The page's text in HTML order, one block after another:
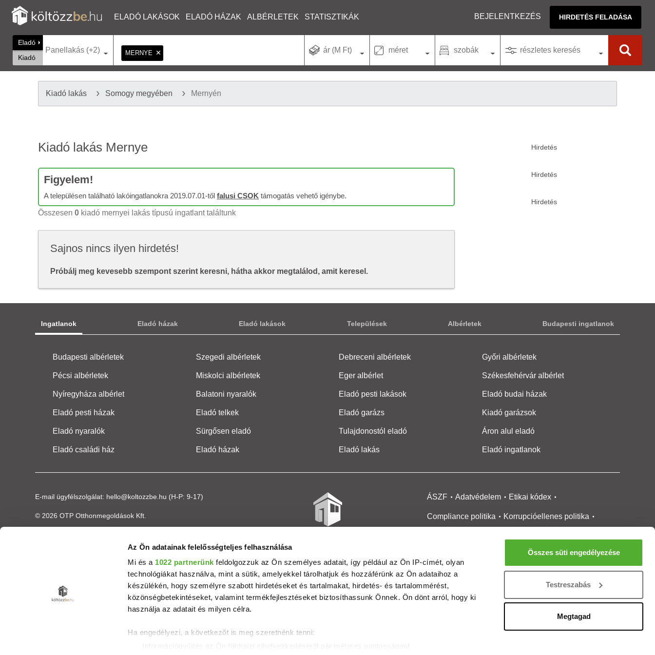
Az Ön adatainak felelősségteljes felhasználása
Mi és a 1022 partnerünk feldolgozzuk az Ön személyes adatait, így például az Ön IP-címét, olyan
technológiákat használva, mint a sütik, amelyekkel tárolhatjuk és hozzáférünk az Ön adataihoz a
készülékén, hogy személyre szabott hirdetéseket és tartalmakat, hirdetés- és tartalommérést,
közönségbetekintéseket, valamint termékfejlesztéseket biztosíthassunk Önnek. Ön dönt arról, hogy ki
használja az adatait és milyen célra.
Ha engedélyezi, a következőt is meg szeretnénk tenni:
Összes süti engedélyezése
Testreszabás
Megtagad
ELADÓ LAKÁSOK ELADÓ HÁZAK ALBÉRLETEK STATISZTIKÁK BEJELENTKEZÉS HIRDETÉS FELADÁSA
Eladó
Kiadó
Panellakás (+2) MERNYE ár (M Ft) méret szobák részletes keresés
Kiadó lakás Somogy megyében Mernyén
Kiadó lakás Mernye
Figyelem!
A településen található lakóingatlanokra 2019.07.01-től falusi CSOK támogatás vehető igénybe.
Összesen 0 kiadó mernyei lakás típusú ingatlant találtunk
Sajnos nincs ilyen hirdetés!
Próbálj meg kevesebb szempont szerint keresni, hátha akkor megtalálod, amit keresel.
Ingatlanok Eladó házak Eladó lakások Települések Albérletek Budapesti ingatlanok
Budapesti albérletek Szegedi albérletek Debreceni albérletek Győri albérletek
Pécsi albérletek Miskolci albérletek Eger albérlet Székesfehérvár albérlet
Nyíregyháza albérlet Balatoni nyaralók Eladó pesti lakások Eladó budai házak
Eladó pesti házak Eladó telkek Eladó garázs Kiadó garázsok
Eladó nyaralók Sürgősen eladó Tulajdonostól eladó Áron alul eladó
Eladó családi ház Eladó házak Eladó lakás Eladó ingatlanok
E-mail ügyfélszolgálat: hello@koltozzbe.hu (H-P: 9-17)
© 2026 OTP Otthonmegoldások Kft.
ÁSZF Adatvédelem Etikai kódex
Compliance politika Korrupcióellenes politika
Médiaajánlat
Ingatlanközvetítőknek
Magánszemélyeknek
Új építésű lakások
Tartalommoderálási jelentés